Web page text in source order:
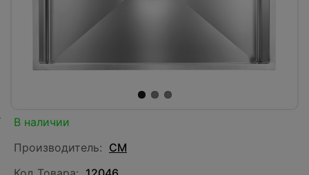
В наличии
Производитель: CM